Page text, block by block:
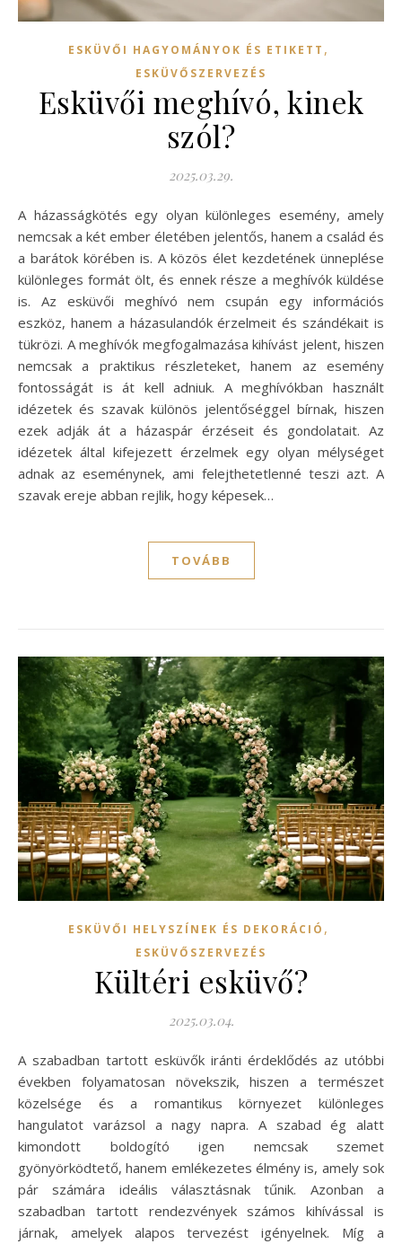
ESKÜVŐI HAGYOMÁNYOK ÉS ETIKETT ,
ESKÜVŐSZERVEZÉS
Esküvői meghívó, kinek
szól?
2025.03.29.
A házasságkötés egy olyan különleges esemény, amely
nemcsak a két ember életében jelentős, hanem a család és
a barátok körében is. A közös élet kezdetének ünneplése
különleges formát ölt, és ennek része a meghívók küldése
is. Az esküvői meghívó nem csupán egy információs
eszköz, hanem a házasulandók érzelmeit és szándékait is
tükrözi. A meghívók megfogalmazása kihívást jelent, hiszen
nemcsak a praktikus részleteket, hanem az esemény
fontosságát is át kell adniuk. A meghívókban használt
idézetek és szavak különös jelentőséggel bírnak, hiszen
ezek adják át a házaspár érzéseit és gondolatait. Az
idézetek által kifejezett érzelmek egy olyan mélységet
adnak az eseménynek, ami felejthetetlenné teszi azt. A
szavak ereje abban rejlik, hogy képesek…
TOVÁBB
ESKÜVŐI HELYSZÍNEK ÉS DEKORÁCIÓ ,
ESKÜVŐSZERVEZÉS
Kültéri esküvő?
2025.03.04.
A szabadban tartott esküvők iránti érdeklődés az utóbbi
években folyamatosan növekszik, hiszen a természet
közelsége és a romantikus környezet különleges
hangulatot varázsol a nagy napra. A szabad ég alatt
kimondott boldogító igen nemcsak szemet
gyönyörködtető, hanem emlékezetes élmény is, amely sok
pár számára ideális választásnak tűnik. Azonban a
szabadban tartott rendezvények számos kihívással is
járnak, amelyek alapos tervezést igényelnek. Míg a